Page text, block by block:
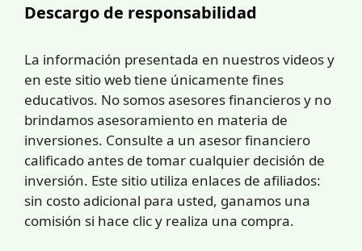
Descargo de responsabilidad
La información presentada en nuestros videos y
en este sitio web tiene únicamente fines
educativos. No somos asesores financieros y no
brindamos asesoramiento en materia de
inversiones. Consulte a un asesor financiero
calificado antes de tomar cualquier decisión de
inversión. Este sitio utiliza enlaces de afiliados:
sin costo adicional para usted, ganamos una
comisión si hace clic y realiza una compra.